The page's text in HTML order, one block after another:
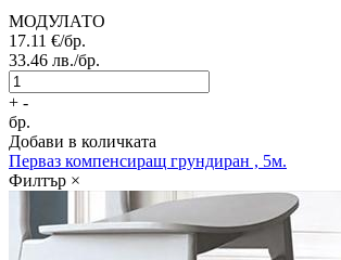
МОДУЛАТО
17.11 €/бр.
33.46 лв./бр.
+ -
бр.
Добави в количката
Перваз компенсиращ грундиран , 5м.
Филтър ×